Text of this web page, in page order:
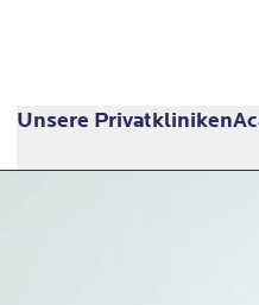
Unsere Privatkliniken